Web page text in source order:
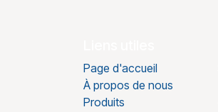
Page d'accueil
À propos de nous
Produits